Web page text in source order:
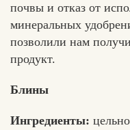
почвы и отказ от
минеральных
позволили нам
продукт.
Блины
Ингредиенты: